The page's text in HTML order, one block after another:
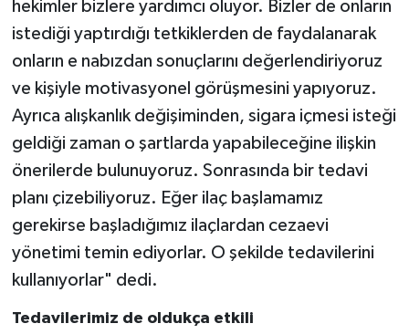
hekimler bizlere yardımcı oluyor. Bizler de onların
istediği yaptırdığı tetkiklerden de faydalanarak
onların e nabızdan sonuçlarını değerlendiriyoruz
ve kişiyle motivasyonel görüşmesini yapıyoruz.
Ayrıca alışkanlık değişiminden, sigara içmesi isteği
geldiği zaman o şartlarda yapabileceğine ilişkin
önerilerde bulunuyoruz. Sonrasında bir tedavi
planı çizebiliyoruz. Eğer ilaç başlamamız
gerekirse başladığımız ilaçlardan cezaevi
yönetimi temin ediyorlar. O şekilde tedavilerini
kullanıyorlar" dedi.
Tedavilerimiz de oldukça etkili